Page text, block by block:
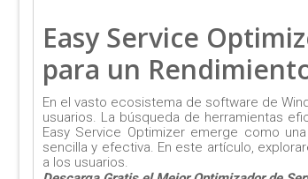
Easy Service
para un
En el vasto ecosistema de software de
usuarios. La búsqueda de herramientas
Easy Service Optimizer emerge como
sencilla y efectiva. En este artículo,
a los usuarios.